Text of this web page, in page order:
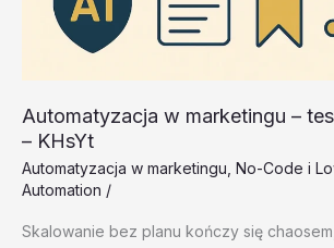
Automatyzacja w marketingu –
– KHsYt
Automatyzacja w marketingu No-Code i
Automation /
Skalowanie bez planu kończy się